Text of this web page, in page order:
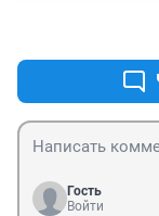
Гость
Войти